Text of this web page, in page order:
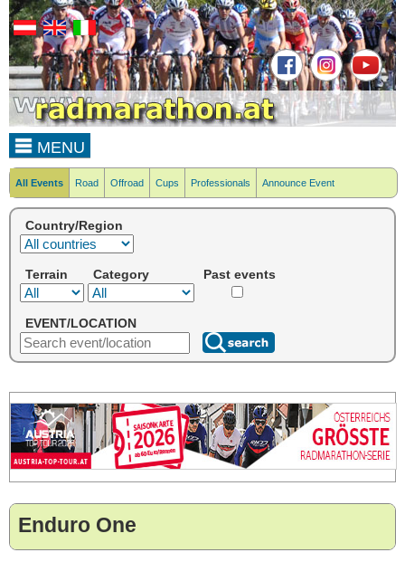
MENU
All Events Road Offroad Cups Professionals Announce Event
Country/Region
Terrain Category Past events
EVENT/LOCATION
Enduro One